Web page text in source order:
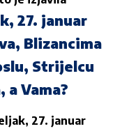
27. januar
Blizancima
Strijelcu
a Vama?
27. januar